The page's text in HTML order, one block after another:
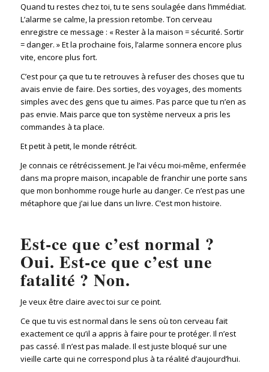
Quand tu restes chez toi, tu te sens soulagée dans l’immédiat.
L’alarme se calme, la pression retombe. Ton cerveau
enregistre ce message : « Rester à la maison = sécurité. Sortir
= danger. » Et la prochaine fois, l’alarme sonnera encore plus
vite, encore plus fort.
C’est pour ça que tu te retrouves à refuser des choses que tu
avais envie de faire. Des sorties, des voyages, des moments
simples avec des gens que tu aimes. Pas parce que tu n’en as
pas envie. Mais parce que ton système nerveux a pris les
commandes à ta place.
Et petit à petit, le monde rétrécit.
Je connais ce rétrécissement. Je l’ai vécu moi-même, enfermée
dans ma propre maison, incapable de franchir une porte sans
que mon bonhomme rouge hurle au danger. Ce n’est pas une
métaphore que j’ai lue dans un livre. C’est mon histoire.
Est-ce que c’est normal ?
Oui. Est-ce que c’est une
fatalité ? Non.
Je veux être claire avec toi sur ce point.
Ce que tu vis est normal dans le sens où ton cerveau fait
exactement ce qu’il a appris à faire pour te protéger. Il n’est
pas cassé. Il n’est pas malade. Il est juste bloqué sur une
vieille carte qui ne correspond plus à ta réalité d’aujourd’hui.